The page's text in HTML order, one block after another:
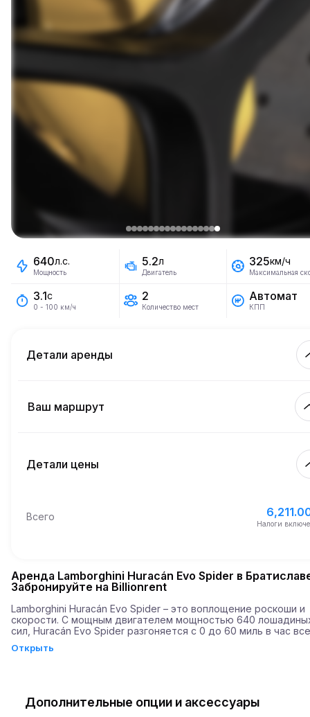
640л.с.
Мощность
5.2л
Двигатель
325км/ч
Максимальная
3.1с
0 - 100 км/ч
2
Количество мест
Автомат
КПП
Детали аренды
12,000.00
Ваш маршрут
Окончание
Детали цены
Всего
Налоги
Аренда Lamborghini Huracán Evo Spider в
Забронируйте на Billionrent
Lamborghini Huracán Evo Spider – это воплощение роскоши и
скорости. С мощным двигателем мощностью 640
сил, Huracán Evo Spider разгоняется с 0 до 60 миль в час
дизайном - это идеальный выбор для тех, кто любит
Открыть
Дополнительные опции и аксессуары